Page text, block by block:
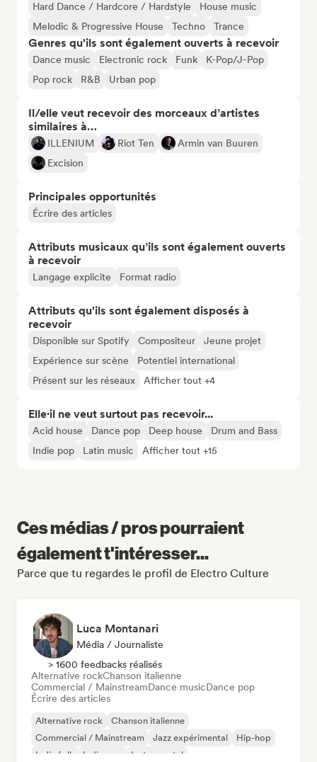
Hard Dance / Hardcore / Hardstyle
House music
Melodic & Progressive House
Techno Trance
Genres qu'ils sont également ouverts à recevoir
Dance music Electronic rock Funk
K-Pop/J-Pop
Pop rock
R&B Urban pop
Il/elle veut recevoir des morceaux d’artistes
similaires à…
ILLENIUM Riot Ten
Armin van Buuren
Excision
Principales opportunités
Écrire des articles
Attributs musicaux qu’ils sont également ouverts
à recevoir
Langage explicite Format radio
Attributs qu'ils sont également disposés à
recevoir
Disponible sur Spotify Compositeur
Jeune projet
Expérience sur scène
Potentiel international
Présent sur les réseaux
Afficher tout +4
Elle·il ne veut surtout pas recevoir...
Acid house Dance pop Deep house
Drum and Bass
Indie pop
Latin music Afficher tout +15
Ces médias / pros pourraient
également t'intéresser...
Parce que tu regardes le profil de Electro Culture
Luca Montanari
Média / Journaliste
> 1600 feedbacks réalisés
Alternative rockChanson italienne
Commercial / MainstreamDance musicDance pop
Écrire des articles
Alternative rock
Chanson italienne
Commercial / Mainstream
Jazz expérimental
Hip-hop
Indie folk
Indie pop Instrumental